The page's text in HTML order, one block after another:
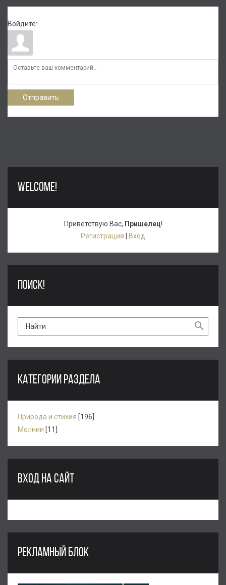
Войдите:
Отправить
WELCOME!
Приветствую Вас, Пришелец!
Регистрация
Вход
ПОИСК!
КАТЕГОРИИ РАЗДЕЛА
Природа и стихия [196]
Молнии [11]
ВХОД НА САЙТ
РЕКЛАМНЫЙ БЛОК